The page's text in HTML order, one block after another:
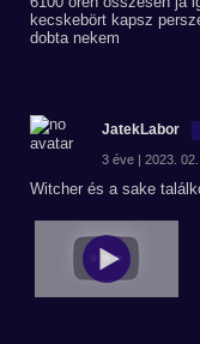
kecskebört kapsz
dobta nekem
JatekLabor
3 éve | 2023.
Witcher és a sake